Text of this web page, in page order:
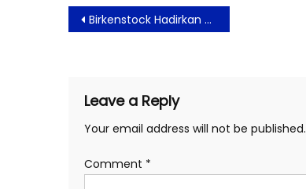
Post
navigation
Birkenstock Hadirkan Sentuhan Feminin Lewat Koleksi Spring Pack
Leave a Reply
Your email address will not be published.
Comment *